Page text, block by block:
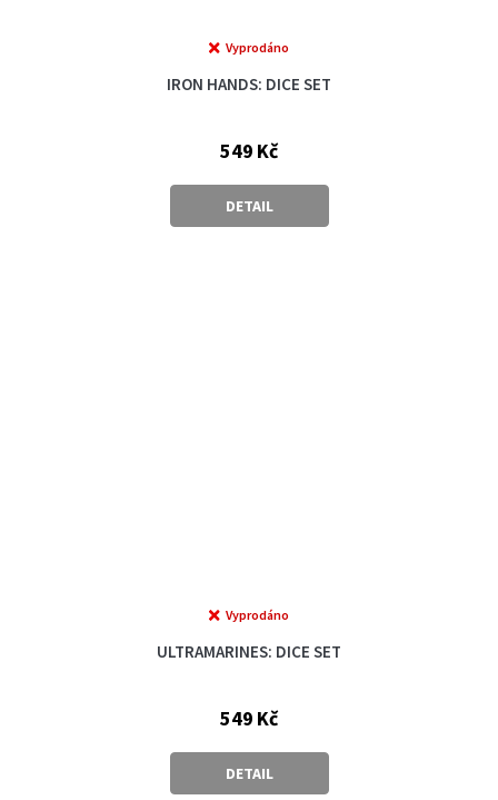
IRON HANDS: DICE SET
Vyprodáno
549 Kč
DETAIL
ULTRAMARINES: DICE SET
Vyprodáno
549 Kč
DETAIL